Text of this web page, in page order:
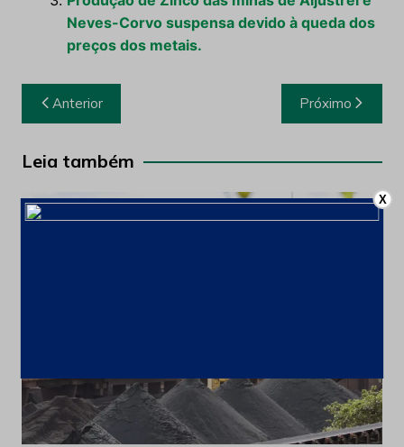
Neves-Corvo suspensa devido à queda dos
preços dos metais.
Navegação
de
Post
Anterior Próximo
Leia também
X